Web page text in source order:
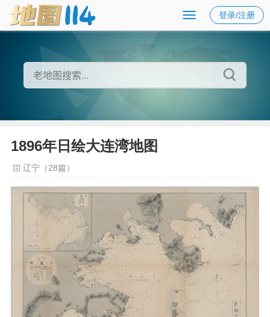
登录/注册
1896年日绘大连湾地图
辽宁（28篇）